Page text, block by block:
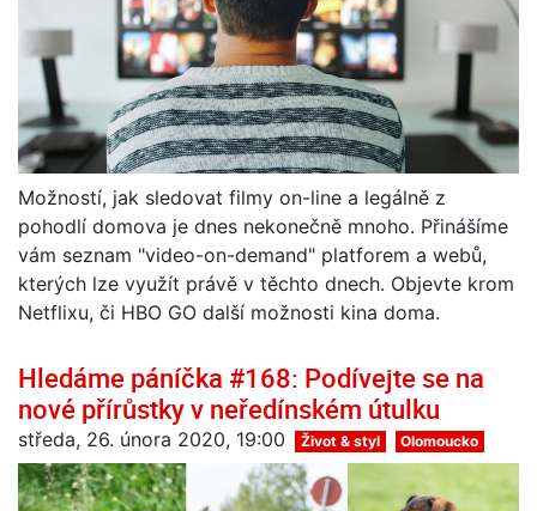
Možností, jak sledovat filmy on-line a legálně z
pohodlí domova je dnes nekonečně mnoho. Přinášíme
vám seznam "video-on-demand" platforem a webů,
kterých lze využít právě v těchto dnech. Objevte krom
Netflixu, či HBO GO další možnosti kina doma.
Hledáme páníčka #168: Podívejte se na
nové přírůstky v neředínském útulku
středa, 26. února 2020, 19:00 Život & styl Olomoucko